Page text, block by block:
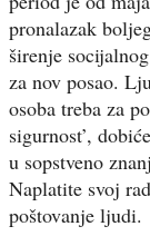
pronalazak
širenje
za nov posao.
osoba treba za
sigurnost’,
u sopstveno
Naplatite svoj
poštovanje ljudi.